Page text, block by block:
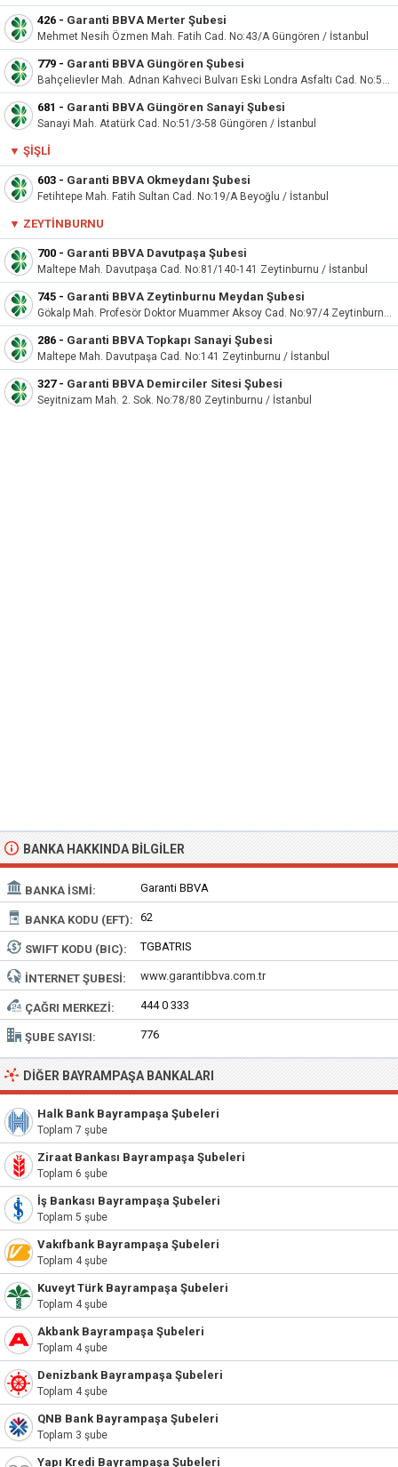
426 - Garanti BBVA Merter Şubesi
Mehmet Nesih Özmen Mah. Fatih Cad. No:43/A Güngören / İstanbul
779 - Garanti BBVA Güngören Şubesi
Bahçelievler Mah. Adnan Kahveci Bulvarı Eski Londra Asfaltı Cad. No:5AD Bahçelievler / İstanbul
681 - Garanti BBVA Güngören Sanayi Şubesi
Sanayi Mah. Atatürk Cad. No:51/3-58 Güngören / İstanbul
▼ ŞIŞLI
603 - Garanti BBVA Okmeydanı Şubesi
Fetihtepe Mah. Fatih Sultan Cad. No:19/A Beyoğlu / İstanbul
▼ ZEYTINBURNU
700 - Garanti BBVA Davutpaşa Şubesi
Maltepe Mah. Davutpaşa Cad. No:81/140-141 Zeytinburnu / İstanbul
745 - Garanti BBVA Zeytinburnu Meydan Şubesi
Gökalp Mah. Profesör Doktor Muammer Aksoy Cad. No:97/4 Zeytinburnu / İstanbul
286 - Garanti BBVA Topkapı Sanayi Şubesi
Maltepe Mah. Davutpaşa Cad. No:141 Zeytinburnu / İstanbul
327- Garanti BBVA Demirciler Sitesi Şubesi
Seyitnizam Mah. 2. Sok. No:78/80 Zeytinburnu / İstanbul
BANKA HAKKINDA BILGILER
BANKA İSMI: Garanti BBVA
BANKA KODU (EFT): 62
SWIFT KODU (BIC): TGBATRIS
İNTERNET ŞUBESI: www.garantibbva.com.tr
ÇAĞRI MERKEZI: 444 0 333
ŞUBE SAYISI: 776
DIĞER BAYRAMPAŞA BANKALARI
Halk Bank Bayrampaşa Şubeleri
Toplam 7 şube
Ziraat Bankası Bayrampaşa Şubeleri
Toplam 6 şube
İş Bankası Bayrampaşa Şubeleri
Toplam 5 şube
Vakıfbank Bayrampaşa Şubeleri
Toplam 4 şube
Kuveyt Türk Bayrampaşa Şubeleri
Toplam 4 şube
Akbank Bayrampaşa Şubeleri
Toplam 4 şube
Denizbank Bayrampaşa Şubeleri
Toplam 4 şube
QNB Bank Bayrampaşa Şubeleri
Toplam 3 şube
Yapı Kredi Bayrampaşa Şubeleri